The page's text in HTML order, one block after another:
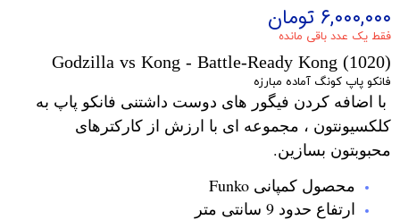
۶,۰۰۰,۰۰۰ تومان
فقط یک عدد باقی مانده
Godzilla vs Kong - Battle-Ready Kong (1020)
فانکو پاپ کونگ آماده مبارزه
با اضافه کردن فیگور های دوست داشتنی فانکو پاپ به
کلکسیونتون ، مجموعه ای با ارزش از کارکترهای
محبوبتون بسازین.
محصول کمپانی Funko
ارتفاع حدود 9 سانتی متر